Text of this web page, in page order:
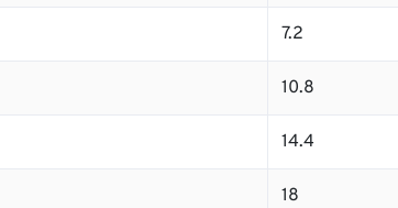
7.2
10.8
14.4
18